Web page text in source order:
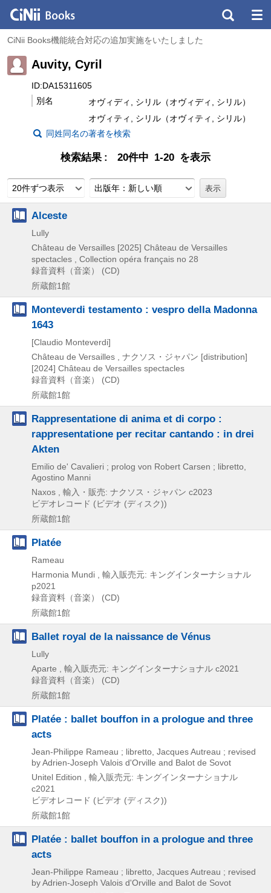
CiNii Books機能統合対応の追加実施をいたしました
Auvity, Cyril
ID:DA15311605
別名
オヴィディ, シリル（オヴィディ, シリル）
オヴィティ, シリル（オヴィティ, シリル）
同姓同名の著者を検索
検索結果 20件中 1-20 を表示
20件ずつ表示 出版年：新しい順
Alceste
Lully
Château de Versailles [2025] Château de Versailles
spectacles , Collection opéra français no 28
録音資料（音楽） (CD)
所蔵館1館
Monteverdi testamento : vespro della Madonna
1643
[Claudio Monteverdi]
Château de Versailles , ナクソス・ジャパン [distribution]
[2024] Château de Versailles spectacles
録音資料（音楽） (CD)
所蔵館1館
Rappresentatione di anima et di corpo :
rappresentatione per recitar cantando : in drei
Akten
Emilio de' Cavalieri ; prolog von Robert Carsen ; libretto,
Agostino Manni
Naxos , 輸入・販売: ナクソス・ジャパン c2023
ビデオレコード (ビデオ (ディスク))
所蔵館1館
Platée
Rameau
Harmonia Mundi , 輸入販売元: キングインターナショナル
p2021
録音資料（音楽） (CD)
所蔵館1館
Ballet royal de la naissance de Vénus
Lully
Aparte , 輸入販売元: キングインターナショナル c2021
録音資料（音楽） (CD)
所蔵館1館
Platée : ballet bouffon in a prologue and three
acts
Jean-Philippe Rameau ; libretto, Jacques Autreau ; revised
by Adrien-Joseph Valois d'Orville and Balot de Sovot
Unitel Edition , 輸入販売元: キングインターナショナル
c2021
ビデオレコード (ビデオ (ディスク))
所蔵館1館
Platée : ballet bouffon in a prologue and three
acts
Jean-Philippe Rameau ; libretto, Jacques Autreau ; revised
by Adrien-Joseph Valois d'Orville and Balot de Sovot